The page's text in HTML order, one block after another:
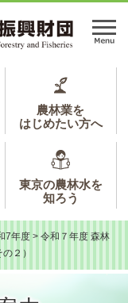
メ
農林業を
はじめたい方へ
東京の農林水を
知ろう
7年度 > 令和７年度 森林
２）